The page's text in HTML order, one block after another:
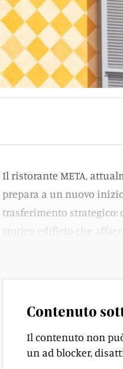
Il ristorante META,
prepara a un nuovo
trasferimento strategico:
storico edificio che
Contenuto
Il contenuto non
un ad blocker,